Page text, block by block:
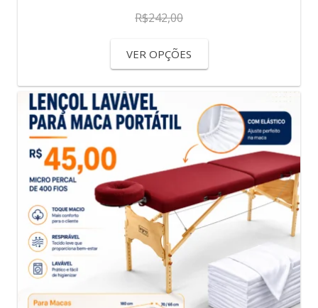
R$242,00
VER OPÇÕES